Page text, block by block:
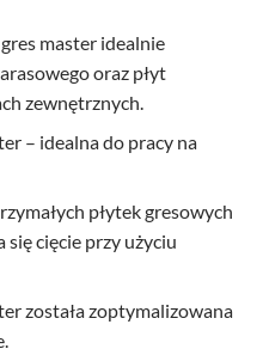
master idealnie
oraz płyt
zewnętrznych.
– idealna do pracy na
płytek gresowych
się cięcie przy użyciu
została zoptymalizowana